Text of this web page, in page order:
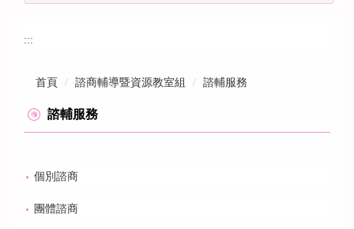
:::
首頁 諮商輔導暨資源教室組 諮輔服務
諮輔服務
個別諮商
團體諮商